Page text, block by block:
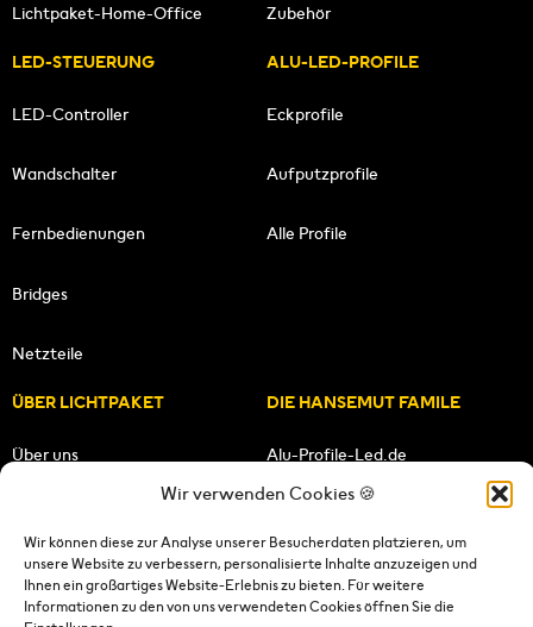
Wir verwenden Cookies 🍪
Wir können diese zur Analyse unserer Besucherdaten platzieren, um
unsere Website zu verbessern, personalisierte Inhalte anzuzeigen und
Ihnen ein großartiges Website-Erlebnis zu bieten. Für weitere
Informationen zu den von uns verwendeten Cookies öffnen Sie die
Lichtpaket-Home-Office Zubehör
LED-STEUERUNG
LED-Controller
Wandschalter
Fernbedienungen
Bridges
Netzteile
ALU-LED-PROFILE
Eckprofile
Aufputzprofile
Alle Profile
ÜBER LICHTPAKET
Über uns
Unser Team
DIE HANSEMUT FAMILE
Alu-Profile-Led.de
Lichtpaket.de